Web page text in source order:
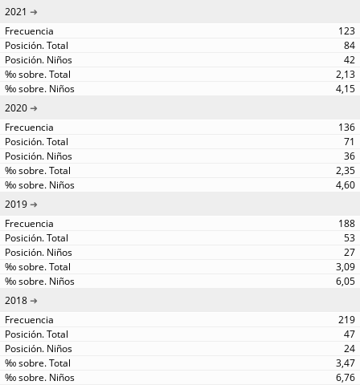
2021
123
84
42
2,13
4,15
2020
136
71
36
2,35
4,60
2019
188
53
27
3,09
6,05
2018
219
47
24
3,47
6,76